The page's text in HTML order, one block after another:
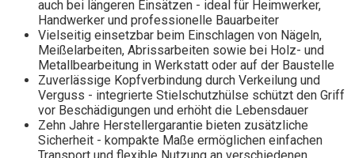
auch bei längeren Einsätzen - ideal für Heimwerker,
Handwerker und professionelle Bauarbeiter
Vielseitig einsetzbar beim Einschlagen von Nägeln,
Meißelarbeiten, Abrissarbeiten sowie bei Holz- und
Metallbearbeitung in Werkstatt oder auf der Baustelle
Zuverlässige Kopfverbindung durch Verkeilung und
Verguss - integrierte Stielschutzhülse schützt den Griff
vor Beschädigungen und erhöht die Lebensdauer
Zehn Jahre Herstellergarantie bieten zusätzliche
Sicherheit - kompakte Maße ermöglichen einfachen